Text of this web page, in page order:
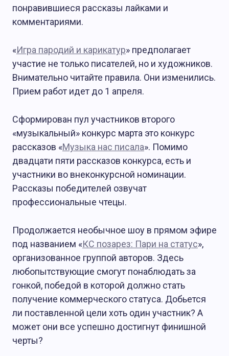
понравившиеся рассказы лайками и
комментариями.
«Игра пародий и карикатур» предполагает
участие не только писателей, но и художников.
Внимательно читайте правила. Они изменились.
Прием работ идет до 1 апреля.
Сформирован пул участников второго
«музыкальный» конкурс марта это конкурс
рассказов «Музыка нас писала». Помимо
двадцати пяти рассказов конкурса, есть и
участники во внеконкурсной номинации.
Рассказы победителей озвучат
профессиональные чтецы.
Продолжается необычное шоу в прямом эфире
под названием «КС позарез: Пари на статус»,
организованное группой авторов. Здесь
любопытствующие смогут понаблюдать за
гонкой, победой в которой должно стать
получение коммерческого статуса. Добьется
ли поставленной цели хоть один участник? А
может они все успешно достигнут финишной
черты?